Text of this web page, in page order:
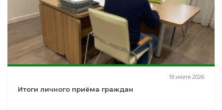
19 июля 2026
Итоги личного приёма граждан